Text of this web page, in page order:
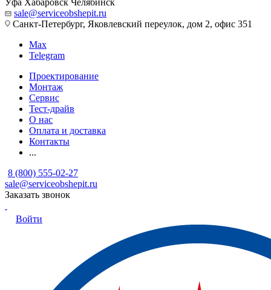
Уфа Хабаровск Челябинск
sale@serviceobshepit.ru
Санкт-Петербург, Яковлевский переулок, дом 2, офис 351
Max
Telegram
Проектирование
Монтаж
Сервис
Тест-драйв
О нас
Оплата и доставка
Контакты
...
8 (800) 555-02-27
sale@serviceobshepit.ru
Заказать звонок
Войти